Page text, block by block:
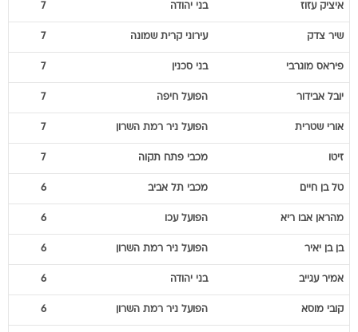
איציק עזוז בני יהודה 7
שיר צדק עירוני קרית שמונה 7
פיראס מוגרבי בני סכנין 7
יובל אבידור הפועל חיפה 7
אורי שטרית הפועל ניר רמת השרון 7
זיטו מכבי פתח תקוה 7
טל בן חיים מכבי תל אביב 6
מהראן אבו ריא הפועל עכו 6
בן בן יאיר הפועל ניר רמת השרון 6
אמיר עגייב בני יהודה 6
קובי מוסא הפועל ניר רמת השרון 6